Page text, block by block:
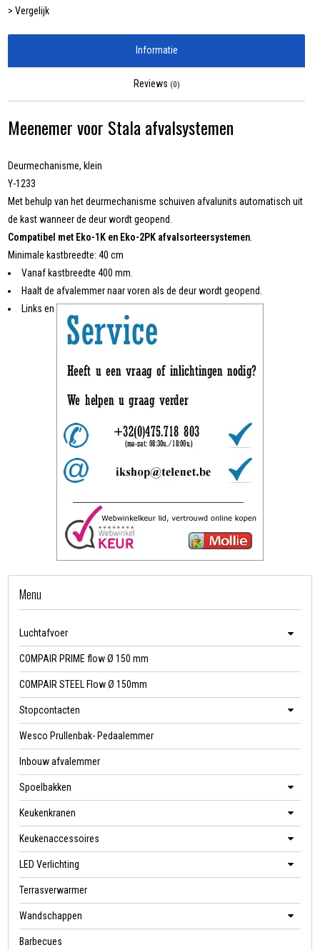
> Vergelijk
Informatie
Reviews (0)
Meenemer voor Stala afvalsystemen
Deurmechanisme, klein
Y-1233
Met behulp van het deurmechanisme schuiven afvalunits automatisch uit
de kast wanneer de deur wordt geopend.
Compatibel met Eko-1K en Eko-2PK afvalsorteersystemen.
Minimale kastbreedte: 40 cm
Vanaf kastbreedte 400 mm.
Haalt de afvalemmer naar voren als de deur wordt geopend.
Links en rechts toepasbaar.
Menu
Luchtafvoer
COMPAIR PRIME flow Ø 150 mm
COMPAIR STEEL Flow Ø 150mm
Stopcontacten
Wesco Prullenbak- Pedaalemmer
Inbouw afvalemmer
Spoelbakken
Keukenkranen
Keukenaccessoires
LED Verlichting
Terrasverwarmer
Wandschappen
Barbecues